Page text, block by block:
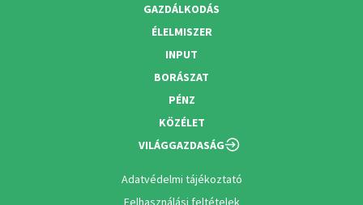
GAZDÁLKODÁS
ÉLELMISZER
INPUT
BORÁSZAT
PÉNZ
KÖZÉLET
VILÁGGAZDASÁG
Adatvédelmi tájékoztató
Felhasználási feltételek